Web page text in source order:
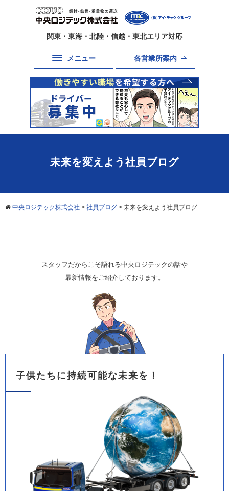
関東・東海・北陸・信越・東北エリア対応
メニュー 各営業所案内
未来を変えよう社員ブログ
中央ロジテック株式会社 > 社員ブログ > 未来を変えよう社員ブログ
スタッフだからこそ語れる中央ロジテックの話や
最新情報をご紹介しております。
子供たちに持続可能な未来を！